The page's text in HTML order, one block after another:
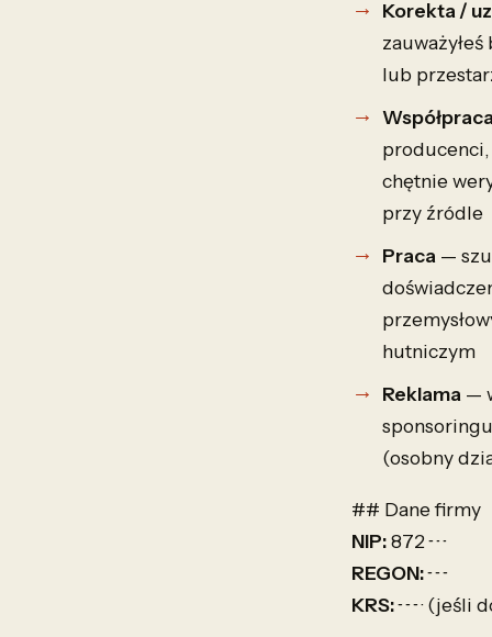
Korekta /
lub
chętnie
przy źródle
Praca —
hutniczym
Reklama —
(osobny
## Dane firmy
NIP:872 ··· ·· ··
REGON:··· ··· ···
KRS:··· ··· ··· ·